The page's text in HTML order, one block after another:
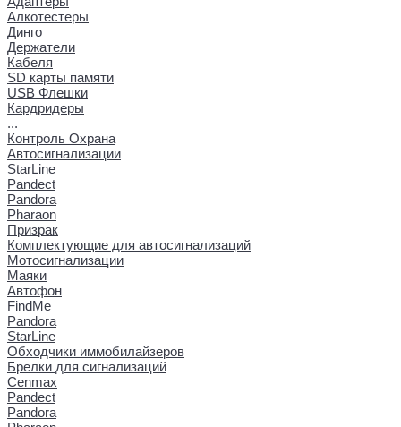
Алкотестеры
Динго
Держатели
Кабеля
SD карты памяти
USB Флешки
Кардридеры
...
Контроль Охрана
Автосигнализации
StarLine
Pandect
Pandora
Pharaon
Призрак
Комплектующие для автосигнализаций
Мотосигнализации
Маяки
Автофон
FindMe
Pandora
StarLine
Обходчики иммобилайзеров
Брелки для сигнализаций
Cenmax
Pandect
Pandora